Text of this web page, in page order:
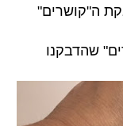
את הדבקת ה"קושרים"
שהדבקנו